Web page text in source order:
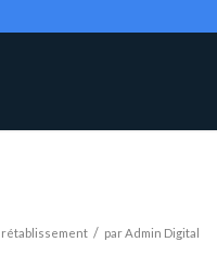
rétablissement / parAdmin Digital